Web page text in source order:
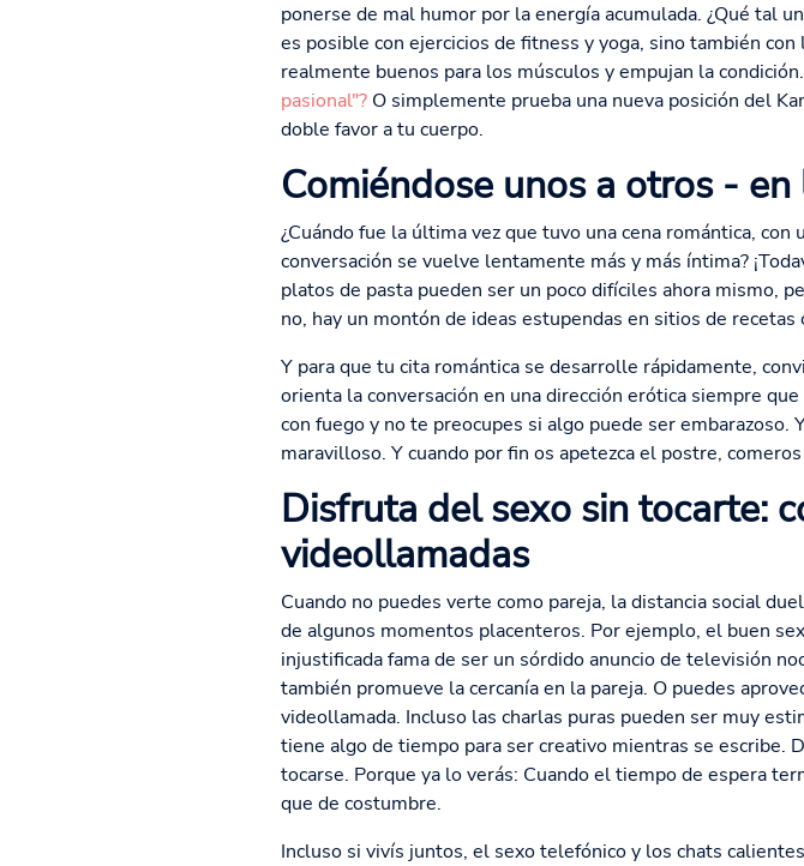
ponerse de mal humor por la energía acumulada. ¿Qué tal
es posible con ejercicios de fitness y yoga, sino también
realmente buenos para los músculos y empujan la
pasional"?O simplemente prueba una nueva posición del
doble favor a tu cuerpo.
Comiéndose unos a otros - en
¿Cuándo fue la última vez que tuvo una cena romántica,
conversación se vuelve lentamente más y más íntima?
platos de pasta pueden ser un poco difíciles ahora mismo,
no, hay un montón de ideas estupendas en sitios de recetas
Y para que tu cita romántica se desarrolle rápidamente,
orienta la conversación en una dirección erótica siempre
con fuego y no te preocupes si algo puede ser
maravilloso. Y cuando por fin os apetezca el postre,
Disfruta del sexo sin tocarte:
videollamadas
Cuando no puedes verte como pareja, la distancia social
de algunos momentos placenteros. Por ejemplo, el buen
injustificada fama de ser un sórdido anuncio de televisión
también promueve la cercanía en la pareja. O puedes
videollamada. Incluso las charlas puras pueden ser muy
tiene algo de tiempo para ser creativo mientras se
tocarse. Porque ya lo verás: Cuando el tiempo de espera
que de costumbre.
Incluso si vivís juntos, el sexo telefónico y los chats